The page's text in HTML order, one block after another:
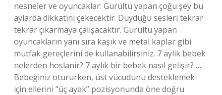
nesneler ve oyuncaklar: Gürültü yapan çoğu şey bu
aylarda dikkatini çekecektir. Duyduğu sesleri tekrar
tekrar çıkarmaya çalışacaktır. Gürültü yapan
oyuncakların yanı sıra kaşık ve metal kaplar gibi
mutfak gereçlerini de kullanabilirsiniz. 7 aylik bebek
nelerden hoslanir? 7 aylık bir bebek nasıl gelişir? …
Bebeğiniz otururken, üst vücudunu desteklemek
için ellerini “üç ayak” pozisyonunda öne doğru